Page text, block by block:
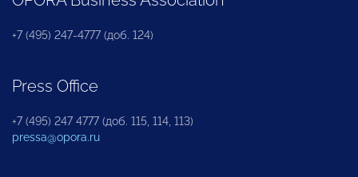
+7 (495) 247-4777 (доб. 124)
Press Office
+7 (495) 247 4777 (доб. 115, 114, 113)
pressa@opora.ru